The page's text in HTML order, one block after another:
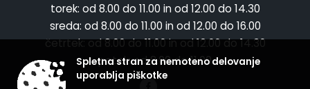
torek: od 8.00 do 11.00 in od 12.00 do 14.30
sreda: od 8.00 do 11.00 in od 12.00 do 16.00
četrtek:od 8.00 do 11.00 in od 12.00 do 14.30
petek: od 8.00 do 11.00
Spletna stran za nemoteno delovanje
uporablja piškotke